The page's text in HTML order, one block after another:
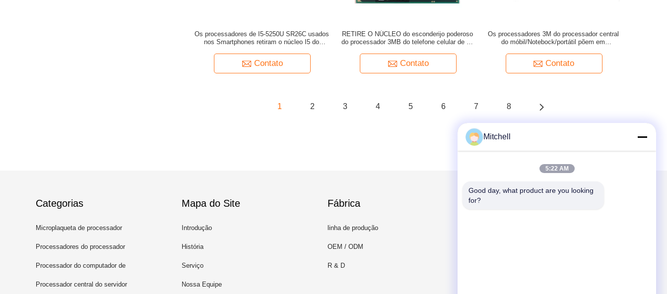
Os processadores de I5-5250U SR26C usados
nos Smartphones retiram o núcleo I5 do
Contato
RETIRE O NÚCLEO do esconderijo poderoso
do processador 3MB do telefone celular de I5-
Contato
Os processadores 3M do processador central
do móbil/Notebock/portátil põem em
Contato
1 2 3 4 5 6 7 8
Categorias
Microplaqueta de processador
do processador central
Processadores do processador
central do portátil
Processador do computador de
secretária
Processador central do servidor
Mapa do Site
Introdução
História
Serviço
Nossa Equipe
Fábrica
linha de produção
OEM / ODM
R & D
Envie-nos
Mitchell
5:22 AM
Good day, what product are you looking
for?